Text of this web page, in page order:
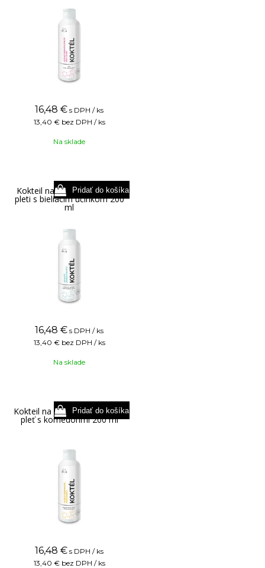
16,48 € s DPH / ks
13,40 € bez DPH / ks
Na sklade
Kokteil na zjednotenie tónu
pleti s bieliacim účinkom 200
ml
16,48 € s DPH / ks
13,40 € bez DPH / ks
Na sklade
Kokteil na mastnú a aknóznu
pleť s komedónmi 200 ml
16,48 € s DPH / ks
13,40 € bez DPH / ks